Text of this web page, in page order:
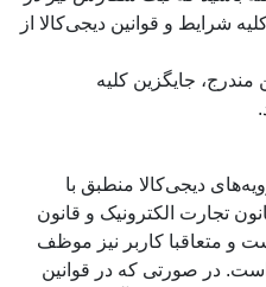
شرایط و قوانین دیجی‌کالا از
جایگزین کلیه
دیجی‌کالا منطبق با
تجارت الکترونیک و قانون
متعاقبا کاربر نیز موظف
در صورتی که در قوانین